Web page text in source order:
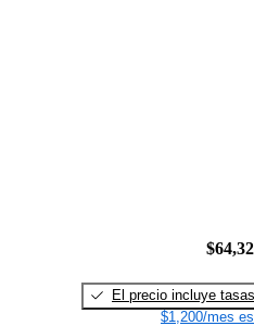
El precio incluye tasas
$1,200/mes